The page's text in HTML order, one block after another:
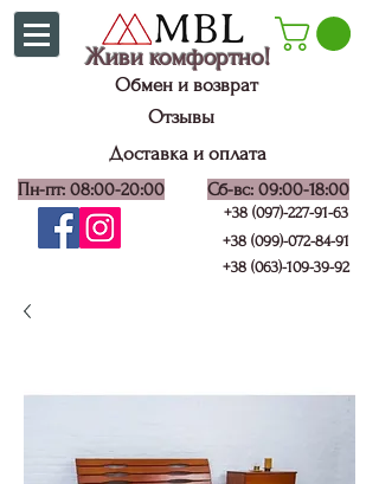
Живи комфортно!
Обмен и возврат
Отзывы
Доставка и оплата
Пн-пт: 08:00-20:00 Сб-вс: 09:00-18:00
+38 (099)-072-84-91
+38 (097)-227-91-63
+38 (063)-109-39-92